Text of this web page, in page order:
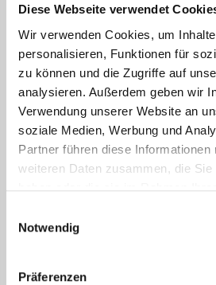
Diese Webseite verwendet
Wir verwenden Cookies, um
personalisieren, Funktionen für
zu können und die Zugriffe auf
analysieren. Außerdem geben wir
Verwendung unserer Website an
soziale Medien, Werbung und
Partner führen diese
weiteren Daten zusammen, die Sie
haben oder die sie im Rahmen
Notwendig
Präferenzen
ELEKTRISCHER
LÖTKOLBEN HRT 75 W ART.-
NR. 109
87,43€ zzgl. MwSt.
104,92€inkl. MwSt.
DETAILS ANSEHEN